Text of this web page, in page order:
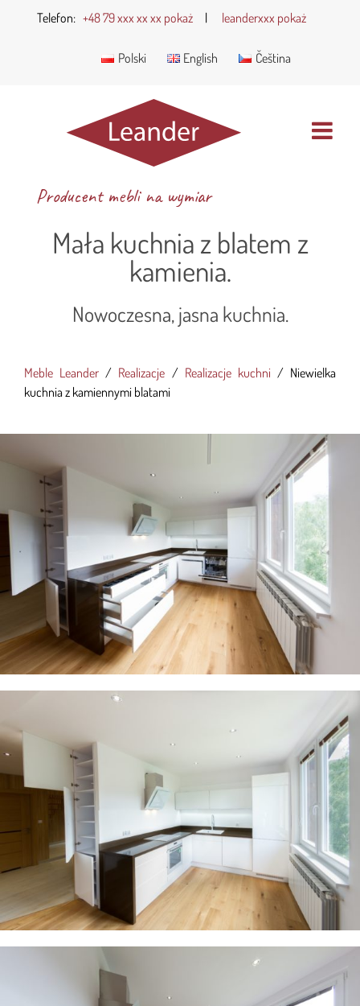
Telefon: +48 79 xxx xx xx pokaż | leanderxxx pokaż
Polski English Čeština
Producent mebli na wymiar
Mała kuchnia z blatem z
kamienia.
Nowoczesna, jasna kuchnia.
Meble Leander / Realizacje / Realizacje kuchni / Niewielka
kuchnia z kamiennymi blatami